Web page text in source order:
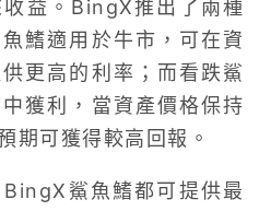
益。BingX推出了兩種
鰭適用於牛市，可在資
更高的利率；而看跌鯊
獲利，當資產價格保持
期可獲得較高回報。
鯊魚鰭都可提供最